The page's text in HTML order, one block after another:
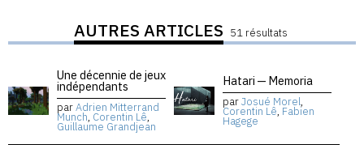
AUTRES ARTICLES 51 résultats
Une décennie de jeux
indépendants
parAdrien Mitterrand
Munch, Corentin Lê,
Guillaume Grandjean
Hatari — Memoria
parJosué Morel,
Corentin Lê, Fabien
Hagege